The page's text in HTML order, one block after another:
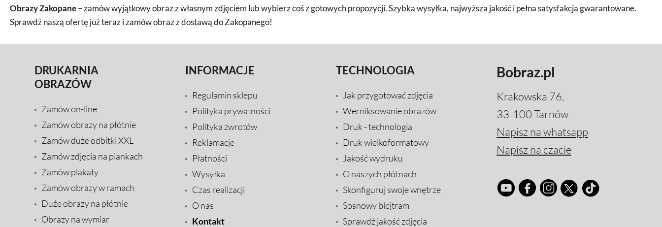
Obrazy Zakopane– zamów wyjątkowy obraz z własnym zdjęciem lub wybierz coś z gotowych propozycji. Szybka wysyłka, najwyższa jakość i pełna satysfakcja gwarantowane.
Sprawdź naszą ofertę już teraz i zamów obraz z dostawą do Zakopanego!
DRUKARNIA
OBRAZÓW
Zamów on-line
Zamów obrazy na płótnie
Zamów duże odbitki XXL
Zamów zdjęcia na piankach
Zamów plakaty
Zamów obrazy w ramach
Duże obrazy na płótnie
Obrazy na wymiar
INFORMACJE
Regulamin sklepu
Polityka prywatności
Polityka zwrotów
Reklamacje
Płatności
Wysyłka
Czas realizacji
O nas
Kontakt
TECHNOLOGIA
Jak przygotować zdjęcia
Werniksowanie obrazów
Druk - technologia
Druk wielkoformatowy
Jakość wydruku
O naszych płótnach
Skonfiguruj swoje wnętrze
Sosnowy blejtram
Sprawdź jakość zdjęcia
Bobraz.pl
Krakowska 76,
33-100 Tarnów
Napisz na whatsapp
Napisz na czacie